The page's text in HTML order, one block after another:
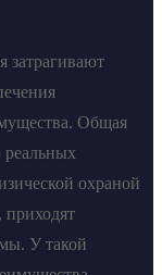
затрагивают
Общая
реальных
охраной
приходят
У такой